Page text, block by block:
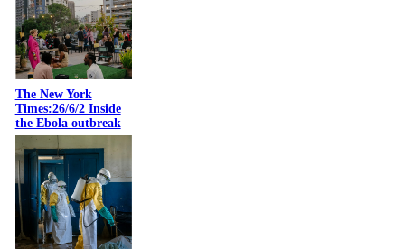
The New York
Times:26/6/2 Inside
the Ebola outbreak